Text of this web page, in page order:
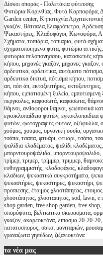
Δίσκοι σποράς - Παλετάκια φύτευσης
Φυτώρια Κορινθίας, Φυτά Καρποφόρα,
Garden center, Κηποτεχνία
γκαζόν, Βότσαλα,Ελαφρόπετρα,
Ψεκαστήρες, Κλαδοφάγοι, Κωνοφόρα,
Σχήματα, τοπιάρια, τοπιαρια, φυτά
σχηματοποιημενα φυτα, φυτώρια
φυτωρια πελοπονησσου, κατασκευές
κήπου, μηχανές γκαζόν, μηχανες
αρδευτικά, αρδευτικα, αυτόματο
αρδευτικα δικτυα, πότισμα κήπου,
απ, πόπ άπ, εκτοξευτήρες,
κήπου, εμποτισμένη ξυλεία,
περγκολες, καφασωτά, καφασωτα,
θάμνοι, ανθοφοροι θαμνοι, γεωπονικά
εγκυκλοπαίδεια φυτών,
φυτών, φωτογραφιες φυτων,
χούμος, χουμος, οργανική ουσία,
τσάπα, τσαπα, φτυάρι, φτυαρι, τσάπα,
ψαλίδια κλαδέματος, ψαλίδι
μπορντουροψάλιδα,
τρίμερ, τριμερ, τρίμμερ, τριμμερ,
ευθυγραμμιστής, κλαδοφάγος,
κλαδιων, ψεκαστικά συγκροτήματα,
ψεκαστήρες, ψεκαστηρες, ψεκαστήρι,
προπιεσης, έτοιμος χλοοτάπητας,
χλοοτάπητας, χλοοταπητας, sod, lawn,
shop garden, free shop garden, free shop,
σπορόφυτα, βελτιωτικα σκευασματα,
γκαζον, ακαρεοκτόνα, λιπασμα 20-20-
πατατοσπορος, σακοι μανιταριών,
γραναζωτα γηπέδων, ζιζανιοκτόνα
τα νέα μας